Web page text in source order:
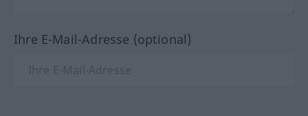
Ihre E-Mail-Adresse (optional)